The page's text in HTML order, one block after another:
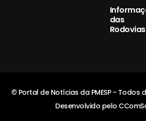
das
Rodovias
© Portal de Notícias da PMESP - Todos
Desenvolvido pelo